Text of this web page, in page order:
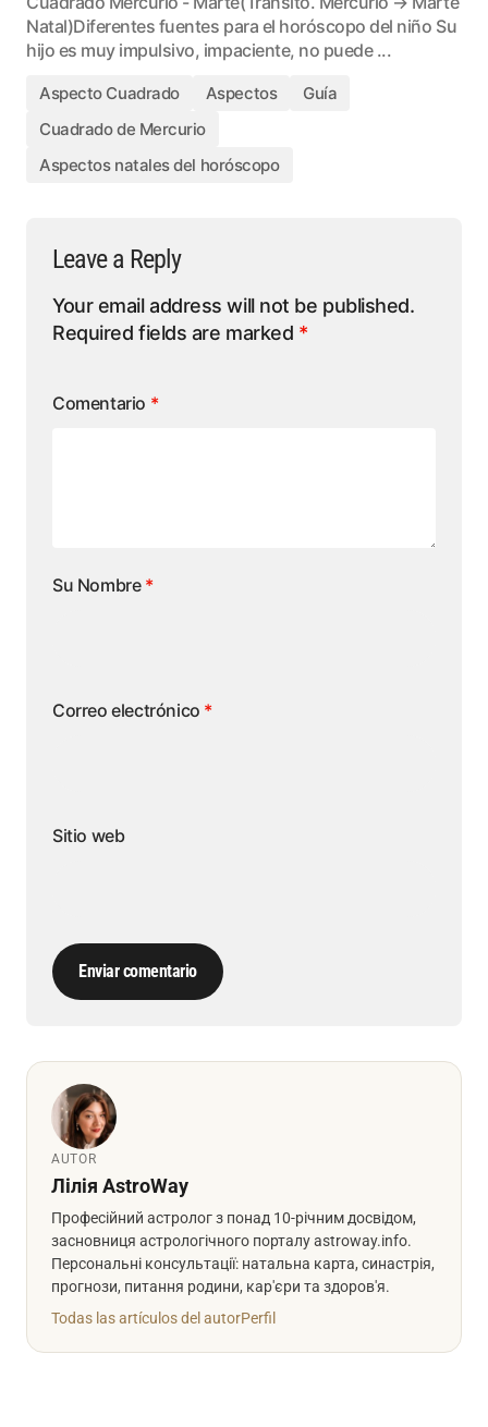
Natal)Diferentes fuentes para el horóscopo del niño Su
hijo es muy impulsivo, impaciente, no puede ...
Aspecto Cuadrado Aspectos
Guía
Cuadrado de Mercurio
Aspectos natales del horóscopo
Leave a Reply
Your email address will not be published.
Required fields are marked *
Comentario *
Su Nombre *
Correo electrónico *
Sitio web
Enviar comentario
AUTOR
Лілія AstroWay
Професійний астролог з понад 10-річним досвідом,
засновниця астрологічного порталу astroway.info.
Персональні консультації: натальна карта, синастрія,
прогнози, питання родини, кар'єри та здоров'я.
Todas las artículos del autorPerfil